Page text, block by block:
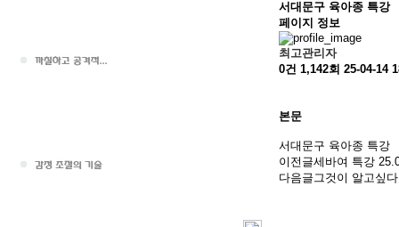
서대문구 육아종 특강
페이지 정보
최고관리자
0건 1,142회 25-04-14
본문
서대문구 육아종 특강
이전글세바여 특강
다음글그것이 알고싶